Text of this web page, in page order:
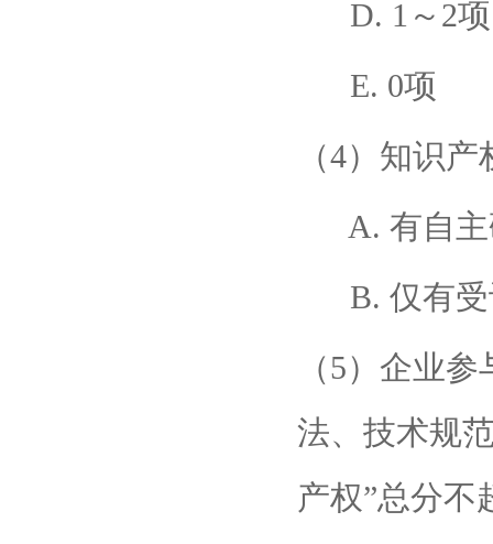
D. 1～2项
E. 0项
（4）知识
A. 有自
B. 仅有受
（5）企业
法、技术规
产权”总分不